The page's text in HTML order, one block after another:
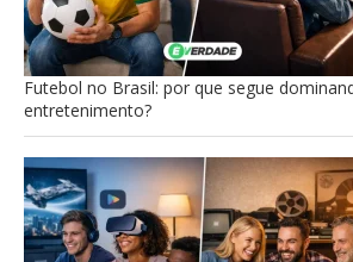
Futebol no Brasil: por que segue
entretenimento?